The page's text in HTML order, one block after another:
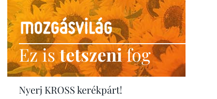
Ez istetszenifog
Nyerj KROSS kerékpárt!